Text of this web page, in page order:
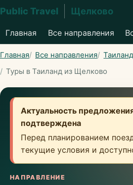
Public Travel Щелково
Главная Все направления
Главная Все направления
Таиланд
Туры в Таиланд из Щелково
Актуальность
подтверждена
Перед планированием
текущие условия и
НАПРАВЛЕНИЕ